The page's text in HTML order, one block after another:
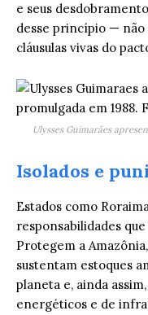
e seus
desse princípio — não
cláusulas vivas do
Ulysses Guimarães
Isolados e
Estados como
responsabilidades
Protegem a
sustentam estoques
planeta e, ainda
energéticos e de